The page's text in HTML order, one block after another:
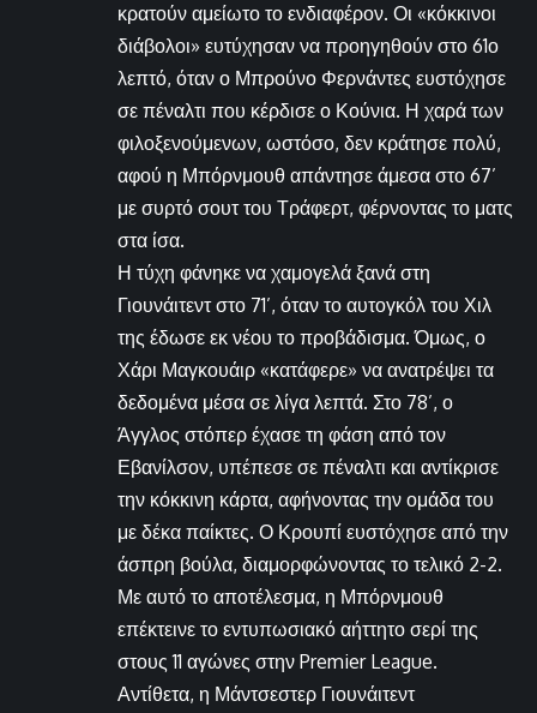
κρατούν αμείωτο το ενδιαφέρον. Οι «κόκκινοι
διάβολοι» ευτύχησαν να προηγηθούν στο 61ο
λεπτό, όταν ο Μπρούνο Φερνάντες ευστόχησε
σε πέναλτι που κέρδισε ο Κούνια. Η χαρά των
φιλοξενούμενων, ωστόσο, δεν κράτησε πολύ,
αφού η Μπόρνμουθ απάντησε άμεσα στο 67’
με συρτό σουτ του Τράφερτ, φέρνοντας το ματς
στα ίσα.
Η τύχη φάνηκε να χαμογελά ξανά στη
Γιουνάιτεντ στο 71’, όταν το αυτογκόλ του Χιλ
της έδωσε εκ νέου το προβάδισμα. Όμως, ο
Χάρι Μαγκουάιρ «κατάφερε» να ανατρέψει τα
δεδομένα μέσα σε λίγα λεπτά. Στο 78’, ο
Άγγλος στόπερ έχασε τη φάση από τον
Εβανίλσον, υπέπεσε σε πέναλτι και αντίκρισε
την κόκκινη κάρτα, αφήνοντας την ομάδα του
με δέκα παίκτες. Ο Κρουπί ευστόχησε από την
άσπρη βούλα, διαμορφώνοντας το τελικό 2-2.
Με αυτό το αποτέλεσμα, η Μπόρνμουθ
επέκτεινε το εντυπωσιακό αήττητο σερί της
στους 11 αγώνες στην Premier League.
Αντίθετα, η Μάντσεστερ Γιουνάιτεντ